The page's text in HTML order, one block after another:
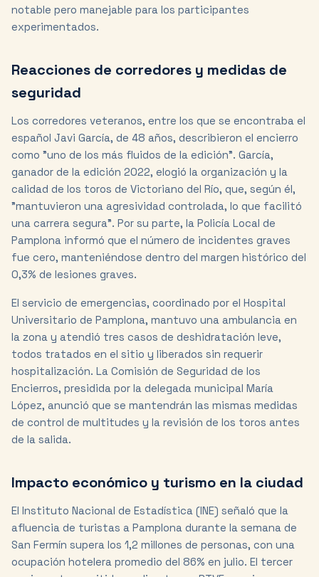
notable pero manejable para los participantes
experimentados.
Reacciones de corredores y medidas de
seguridad
Los corredores veteranos, entre los que se encontraba el
español Javi García, de 48 años, describieron el encierro
como "uno de los más fluidos de la edición". García,
ganador de la edición 2022, elogió la organización y la
calidad de los toros de Victoriano del Río, que, según él,
"mantuvieron una agresividad controlada, lo que facilitó
una carrera segura". Por su parte, la Policía Local de
Pamplona informó que el número de incidentes graves
fue cero, manteniéndose dentro del margen histórico del
0,3% de lesiones graves.
El servicio de emergencias, coordinado por el Hospital
Universitario de Pamplona, mantuvo una ambulancia en
la zona y atendió tres casos de deshidratación leve,
todos tratados en el sitio y liberados sin requerir
hospitalización. La Comisión de Seguridad de los
Encierros, presidida por la delegada municipal María
López, anunció que se mantendrán las mismas medidas
de control de multitudes y la revisión de los toros antes
de la salida.
Impacto económico y turismo en la ciudad
El Instituto Nacional de Estadística (INE) señaló que la
afluencia de turistas a Pamplona durante la semana de
San Fermín supera los 1,2 millones de personas, con una
ocupación hotelera promedio del 86% en julio. El tercer